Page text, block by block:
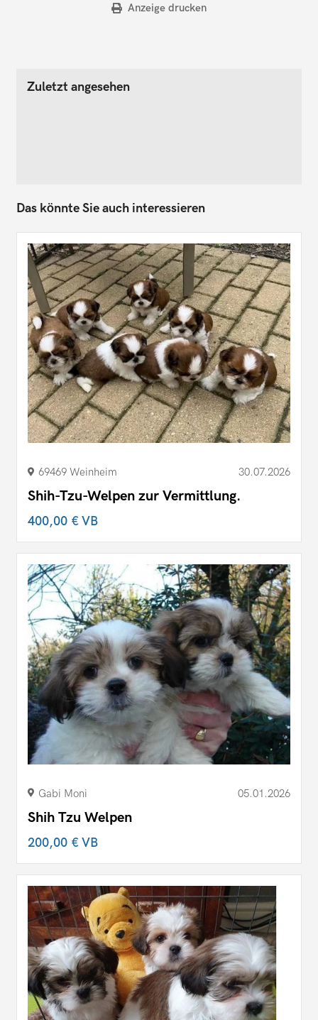
Anzeige drucken
Zuletzt angesehen
Das könnte Sie auch interessieren
69469 Weinheim 30.07.2026
Shih-Tzu-Welpen zur Vermittlung.
400,00 €VB
Gabi Moni 05.01.2026
Shih Tzu Welpen
200,00 €VB